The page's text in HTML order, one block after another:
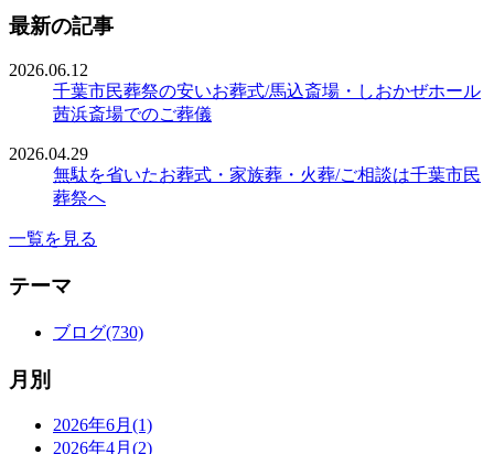
最新の記事
2026.06.12
千葉市民葬祭の安いお葬式/馬込斎場・しおかぜホール
茜浜斎場でのご葬儀
2026.04.29
無駄を省いたお葬式・家族葬・火葬/ご相談は千葉市民
葬祭へ
一覧を見る
テーマ
ブログ(730)
月別
2026年6月(1)
2026年4月(2)